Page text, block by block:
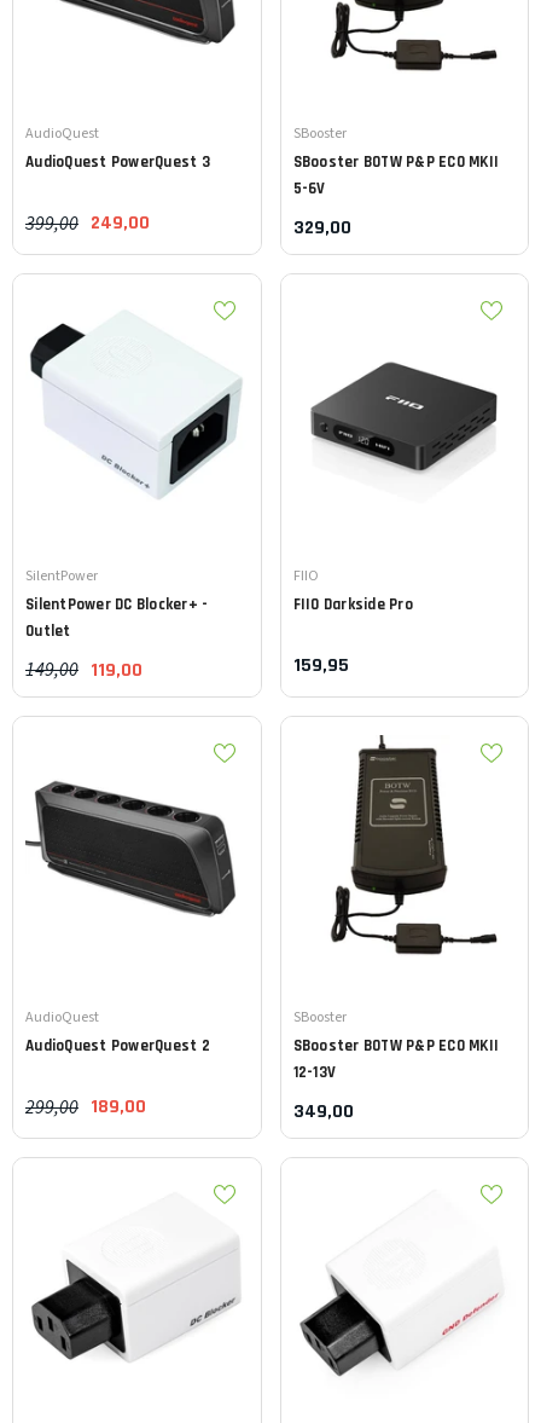
Leverancier:
AudioQuest
AudioQuest PowerQuest 3
399,00 249,00
Leverancier:
SBooster
SBooster BOTW P&P ECO MKII
5-6V
329,00
Leverancier:
SilentPower
SilentPower DC Blocker+ -
Outlet
149,00 119,00
Leverancier:
FIIO
FIIO Darkside Pro
159,95
Leverancier:
AudioQuest
AudioQuest PowerQuest 2
299,00 189,00
Leverancier:
SBooster
SBooster BOTW P&P ECO MKII
12-13V
349,00